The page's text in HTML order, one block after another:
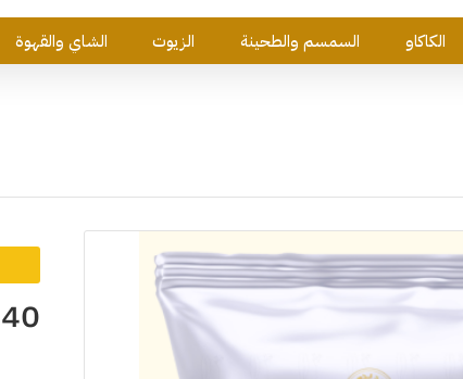
الكاكاو السمسم والطحينة الزيوت الشاي والقهوة
40 ريال